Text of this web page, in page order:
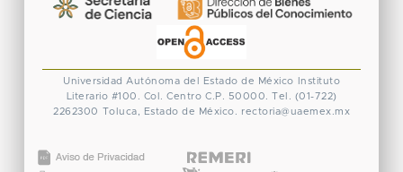
Universidad Autónoma del Estado de México
Instituto
Literario #100. Col. Centro C.P. 50000. Tel. (01-722)
2262300 Toluca, Estado de México. rectoria@uaemex.mx